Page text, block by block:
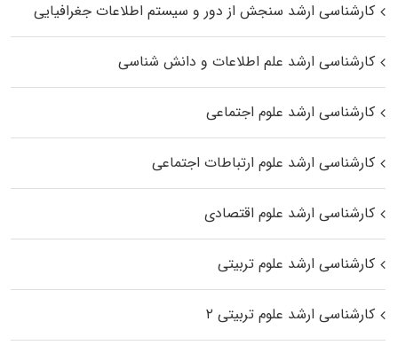
کارشناسی ارشد سنجش از دور و سیستم اطلاعات جغرافیایی
کارشناسی ارشد علم اطلاعات و دانش شناسی
کارشناسی ارشد علوم اجتماعی
کارشناسی ارشد علوم ارتباطات اجتماعی
کارشناسی ارشد علوم اقتصادی
کارشناسی ارشد علوم تربیتی
کارشناسی ارشد علوم تربیتی ۲